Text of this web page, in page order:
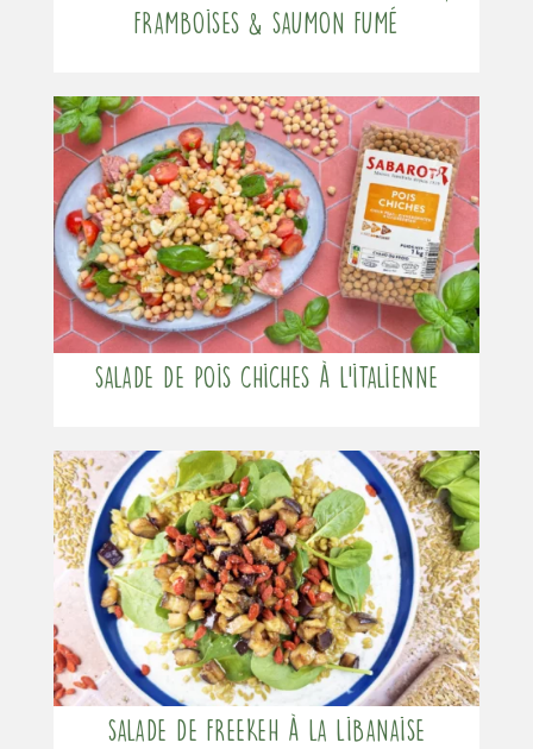
framboises & saumon fumé
Salade de pois chiches à l’italienne
Salade de freekeh à la Libanaise